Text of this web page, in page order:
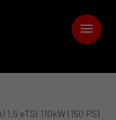
eTSI 110kW (150 PS)